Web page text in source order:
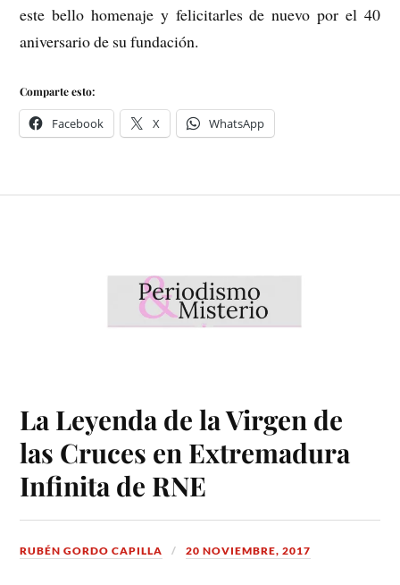
este bello homenaje y felicitarles de nuevo por el 40
aniversario de su fundación.
Comparte esto:
Facebook X WhatsApp
La Leyenda de la Virgen de
las Cruces en Extremadura
Infinita de RNE
RUBÉN GORDO CAPILLA 20 NOVIEMBRE, 2017